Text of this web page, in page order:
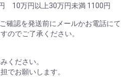
10万円以上30万円未満 1100円
確認を発送前にメールかお電話にて
のでご了承ください。
ください。
でお願いします。